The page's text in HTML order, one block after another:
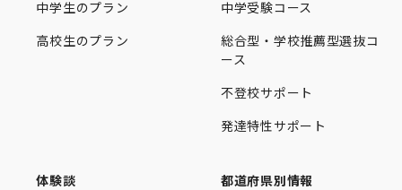
中学生のプラン
高校生のプラン
中学受験コース
総合型・学校推薦型選抜コ
ース
不登校サポート
発達特性サポート
体験談
都道府県別情報